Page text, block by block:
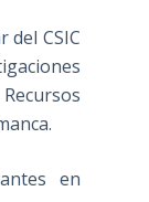
del CSIC